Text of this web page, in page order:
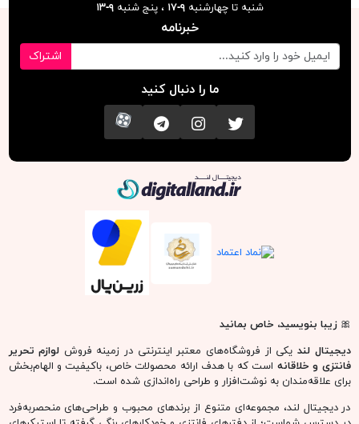
شنبه تا چهارشنبه۹-۱۷ ، پنج شنبه۹-١٣
خبرنامه
اشتراک
ما را دنبال کنید
تویتر اینستاگرامکانال تلگرام
آپارات
🎀زیبا بنویسید، خاص بمانید
دیجیتال لند یکی از فروشگاه‌های معتبر اینترنتی در زمینه فروش لوازم تحریر
فانتزی و خلاقانه است که با هدف ارائه محصولات خاص، باکیفیت و الهام‌بخش
برای علاقه‌مندان به نوشت‌افزار و طراحی راه‌اندازی شده است.
در دیجیتال لند، مجموعه‌ای متنوع از برندهای محبوب و طراحی‌های منحصربه‌فرد